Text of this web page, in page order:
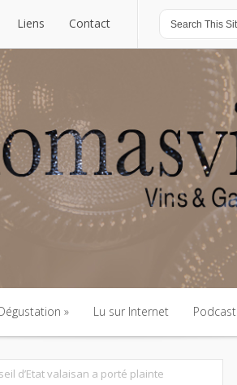
Liens Contact
Lu sur Internet
Lu sur Internet
Podcast
Podcast
d’Etat valaisan a porté plainte